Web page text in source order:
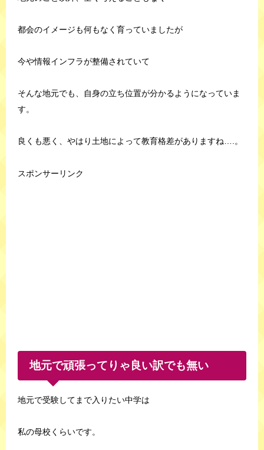
都会のイメージも何もなく育っていましたが
今や情報インフラが整備されていて
そんな地元でも、自身の立ち位置が分かるようになっていま
す。
良くも悪く、やはり土地によって教育格差がありますね….。
スポンサーリンク
地元で頑張ってりゃ良い訳でも無い
地元で受験してまで入りたい中学は
私の母校くらいです。